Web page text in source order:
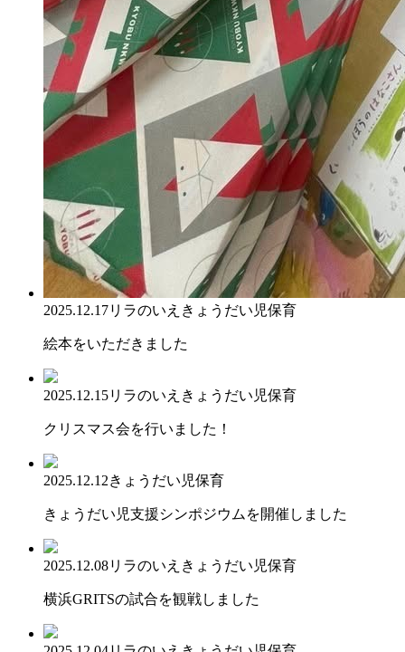
2025.12.17リラのいえ きょうだい児保育
絵本をいただきました
2025.12.15リラのいえ きょうだい児保育
クリスマス会を行いました！
2025.12.12きょうだい児保育
きょうだい児支援シンポジウムを開催しました
2025.12.08リラのいえ きょうだい児保育
横浜GRITSの試合を観戦しました